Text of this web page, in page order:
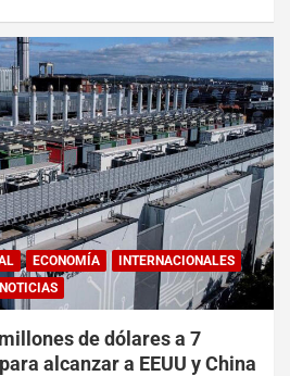
ECONOMÍA
INTERNACIONALES
de dólares a 7
alcanzar a EEUU y China